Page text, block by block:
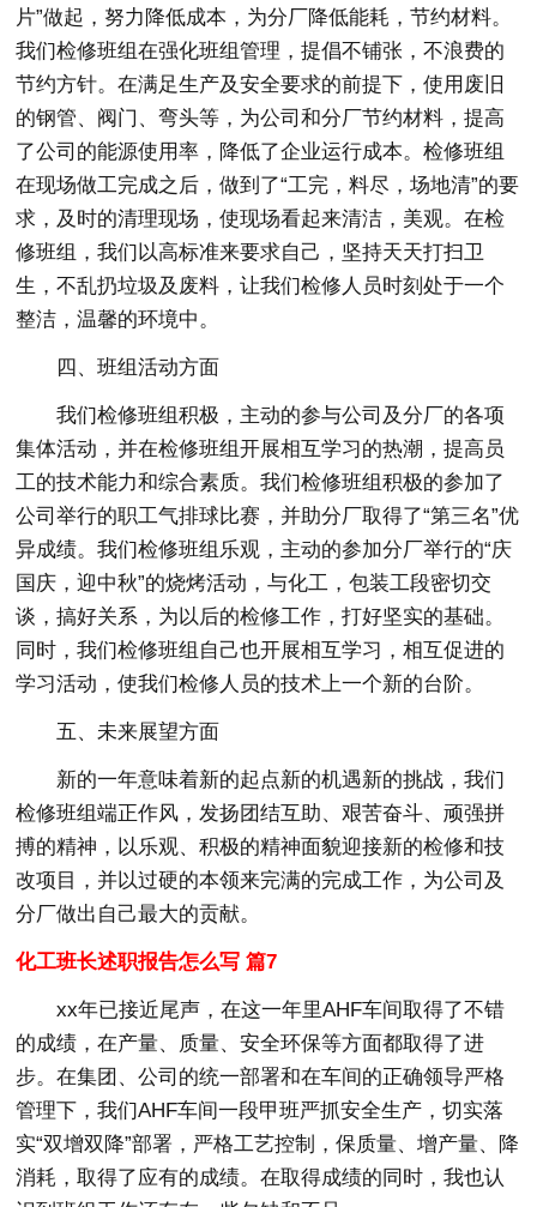
片”做起，努力降低成本，为分厂降低能耗，节约材料。
我们检修班组在强化班组管理，提倡不铺张，不浪费的
节约方针。在满足生产及安全要求的前提下，使用废旧
的钢管、阀门、弯头等，为公司和分厂节约材料，提高
了公司的能源使用率，降低了企业运行成本。检修班组
在现场做工完成之后，做到了“工完，料尽，场地清”的要
求，及时的清理现场，使现场看起来清洁，美观。在检
修班组，我们以高标准来要求自己，坚持天天打扫卫
生，不乱扔垃圾及废料，让我们检修人员时刻处于一个
整洁，温馨的环境中。
四、班组活动方面
我们检修班组积极，主动的参与公司及分厂的各项
集体活动，并在检修班组开展相互学习的热潮，提高员
工的技术能力和综合素质。我们检修班组积极的参加了
公司举行的职工气排球比赛，并助分厂取得了“第三名”优
异成绩。我们检修班组乐观，主动的参加分厂举行的“庆
国庆，迎中秋”的烧烤活动，与化工，包装工段密切交
谈，搞好关系，为以后的检修工作，打好坚实的基础。
同时，我们检修班组自己也开展相互学习，相互促进的
学习活动，使我们检修人员的技术上一个新的台阶。
五、未来展望方面
新的一年意味着新的起点新的机遇新的挑战，我们
检修班组端正作风，发扬团结互助、艰苦奋斗、顽强拼
搏的精神，以乐观、积极的精神面貌迎接新的检修和技
改项目，并以过硬的本领来完满的完成工作，为公司及
分厂做出自己最大的贡献。
化工班长述职报告怎么写 篇7
xx年已接近尾声，在这一年里AHF车间取得了不错
的成绩，在产量、质量、安全环保等方面都取得了进
步。在集团、公司的统一部署和在车间的正确领导严格
管理下，我们AHF车间一段甲班严抓安全生产，切实落
实“双增双降”部署，严格工艺控制，保质量、增产量、降
消耗，取得了应有的成绩。在取得成绩的同时，我也认